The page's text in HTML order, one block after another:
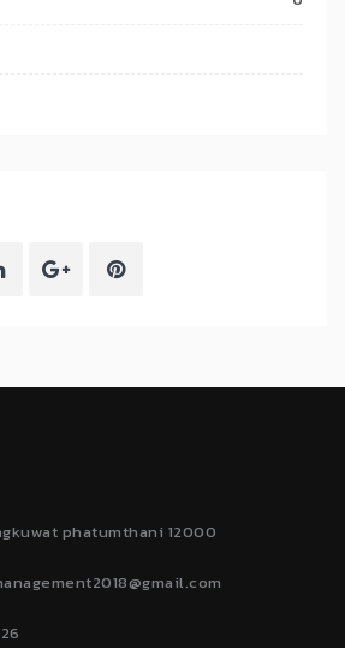
phatumthani 12000